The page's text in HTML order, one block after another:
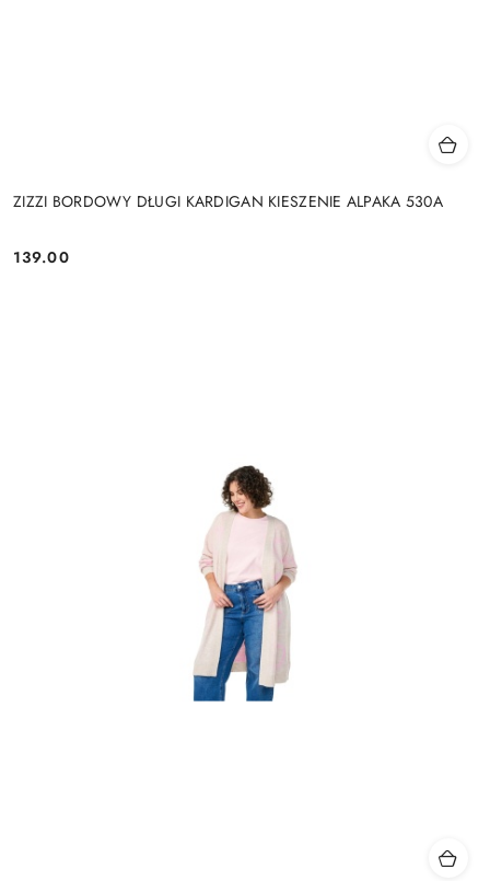
ZIZZI BORDOWY DŁUGI KARDIGAN KIESZENIE ALPAKA 530A
Cena:
139.00